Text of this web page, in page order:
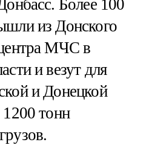
Более 100
из Донского
центра МЧС в
и везут для
и Донецкой
1200 тонн